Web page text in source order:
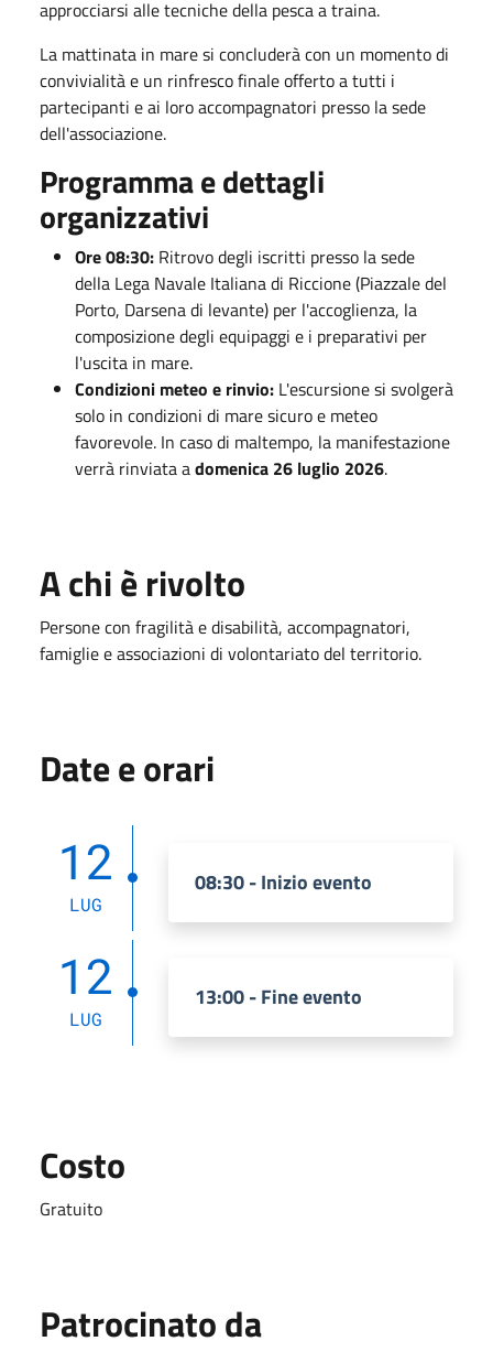
approcciarsi alle tecniche della pesca a traina.
La mattinata in mare si concluderà con un momento di
convivialità e un rinfresco finale offerto a tutti i
partecipanti e ai loro accompagnatori presso la sede
dell'associazione.
Programma e dettagli
organizzativi
Ore 08:30: Ritrovo degli iscritti presso la sede
della Lega Navale Italiana di Riccione (Piazzale del
Porto, Darsena di levante) per l'accoglienza, la
composizione degli equipaggi e i preparativi per
l'uscita in mare.
Condizioni meteo e rinvio: L'escursione si svolgerà
solo in condizioni di mare sicuro e meteo
favorevole. In caso di maltempo, la manifestazione
verrà rinviata adomenica 26 luglio 2026.
A chi è rivolto
Persone con fragilità e disabilità, accompagnatori,
famiglie e associazioni di volontariato del territorio.
Date e orari
12
LUG
08:30 - Inizio evento
12
LUG
13:00 - Fine evento
Costo
Gratuito
Patrocinato da